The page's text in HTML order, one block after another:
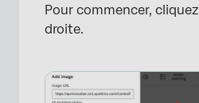
Pour commencer,
droite.